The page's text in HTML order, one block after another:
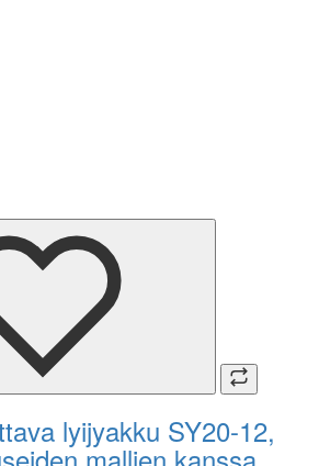
lyijyakku SY20-12,